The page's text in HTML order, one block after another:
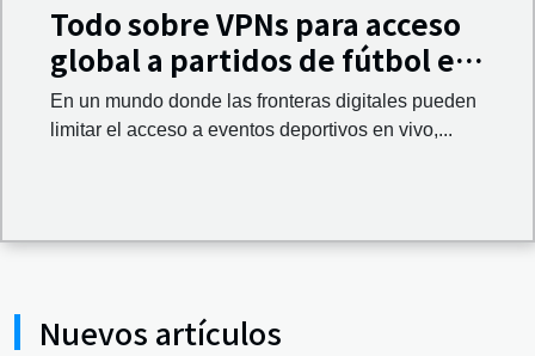
Todo sobre VPNs para acceso
global a partidos de fútbol en
vivo
En un mundo donde las fronteras digitales pueden
limitar el acceso a eventos deportivos en vivo,...
Nuevos artículos